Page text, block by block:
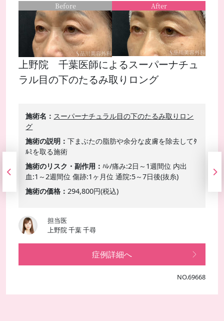
上野院 千葉医師によるスーパーナチュ
ラル目の下のたるみ取りロング
施術名
スーパーナチュラル目の下のたるみ取りロン
グ
施術の説明
下まぶたの脂肪や余分な皮膚を除去してﾀ
ﾙﾐを取る施術
施術のリスク・副作用
ﾊﾚ/痛み:2日～1週間位 内出
血:1～2週間位 傷跡:1ヶ月位 通院:5～7日後(抜糸)
施術の価格
294,800円(税込)
担当医
上野院 千葉 千尋
Before After
症例詳細へ
NO.69668